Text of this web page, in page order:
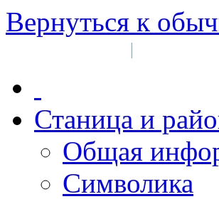
Вернуться к
|
Станица и
Общая
Символика